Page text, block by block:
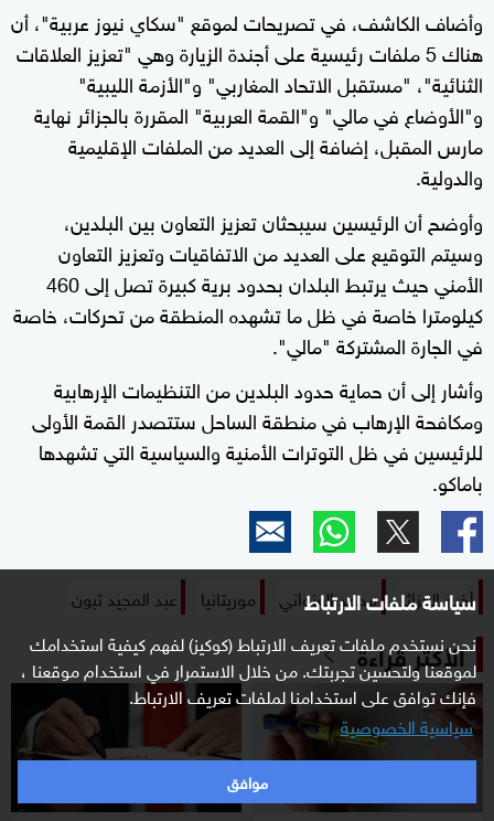
سياسة ملفات الارتباط
نحن نستخدم ملفات تعريف الارتباط (كوكيز) لفهم كيفية استخدامك
لموقعنا ولتحسين تجربتك. من خلال الاستمرار في استخدام موقعنا ،
فإنك توافق على استخدامنا لملفات تعريف الارتباط.
سياسية الخصوصية
موافق
وأضاف الكاشف، في تصريحات لموقع "سكاي نيوز عربية"، أن
هناك 5 ملفات رئيسية على أجندة الزيارة وهي "تعزيز العلاقات
الثنائية"، "مستقبل الاتحاد المغاربي" و"الأزمة الليبية"
و"الأوضاع في مالي" و"القمة العربية" المقررة بالجزائر نهاية
مارس المقبل، إضافة إلى العديد من الملفات الإقليمية
والدولية.
وأوضح أن الرئيسين سيبحثان تعزيز التعاون بين البلدين،
وسيتم التوقيع على العديد من الاتفاقيات وتعزيز التعاون
الأمني حيث يرتبط البلدان بحدود برية كبيرة تصل إلى 460
كيلومترا خاصة في ظل ما تشهده المنطقة من تحركات، خاصة
في الجارة المشتركة "مالي".
وأشار إلى أن حماية حدود البلدين من التنظيمات الإرهابية
ومكافحة الإرهاب في منطقة الساحل ستتصدر القمة الأولى
للرئيسين في ظل التوترات الأمنية والسياسية التي تشهدها
باماكو.
أخبار الجزائر محمد الغزواني موريتانيا عبد المجيد تبون
الأكثر قراءة